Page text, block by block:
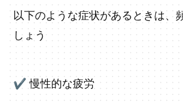
以下のような症状があるときは、
しょう
✔ 慢性的な疲労